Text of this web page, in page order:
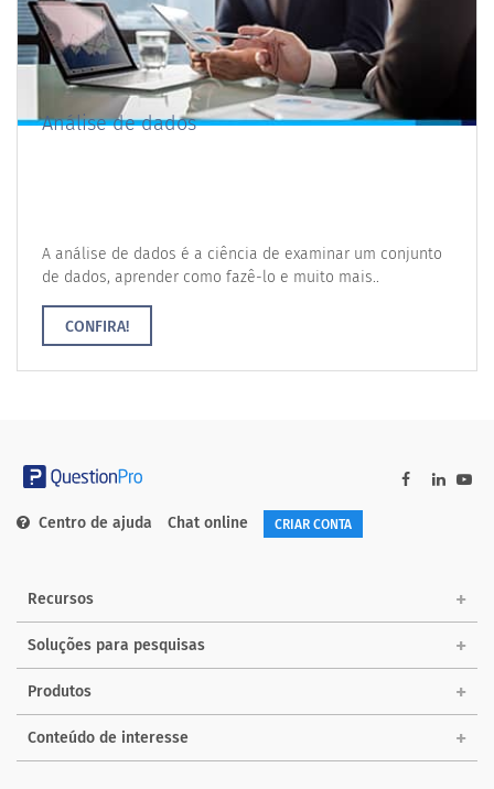
Análise de dados
A análise de dados é a ciência de examinar um conjunto
de dados, aprender como fazê-lo e muito mais..
CONFIRA!
Centro de ajuda Chat online CRIAR CONTA
Recursos
Soluções para pesquisas
Produtos
Conteúdo de interesse